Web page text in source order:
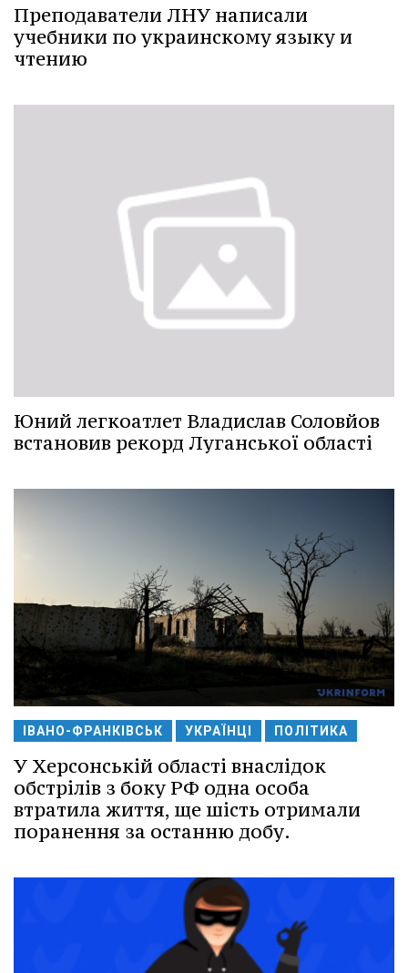
Преподаватели ЛНУ написали
учебники по украинскому языку и
чтению
Юний легкоатлет Владислав Соловйов
встановив рекорд Луганської області
ІВАНО-ФРАНКІВСЬК УКРАЇНЦІ ПОЛІТИКА
У Херсонській області внаслідок
обстрілів з боку РФ одна особа
втратила життя, ще шість отримали
поранення за останню добу.